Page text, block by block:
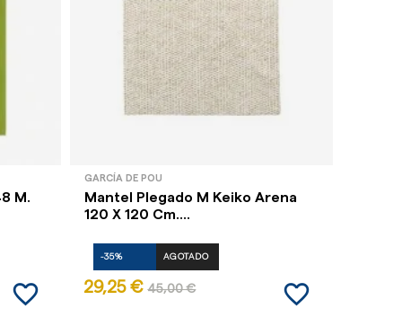
M.
favorite_border
GARCÍA DE POU
Mantel Plegado M Keiko Arena
120 X 120 Cm....
-35% AGOTADO
29,25 € 45,00 € favorite_border